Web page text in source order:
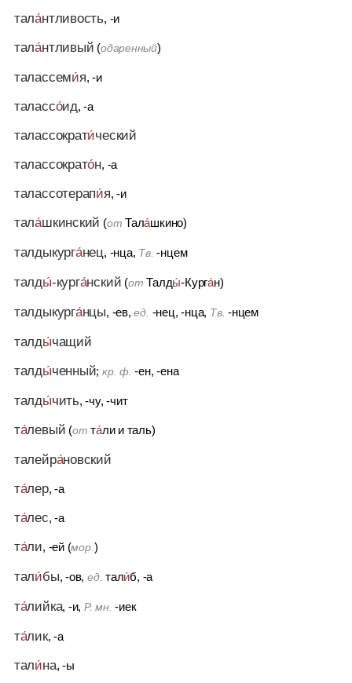
тала́нтливость, -и
тала́нтливый (одаренный)
талассеми́я, -и
талассо́ид, -а
талассократи́ческий
талассократо́н, -а
талассотерапи́я, -и
тала́шкинский (от Тала́шкино)
талдыкурга́нец, -нца, Тв. -нцем
талды́-курга́нский (от Талды́-Курга́н)
талдыкурга́нцы, -ев,ед. -нец, -нца, Тв. -нцем
талды́чащий
талды́ченный;кр. ф. -ен, -ена
талды́чить, -чу, -чит
та́левый (от та́ли италь)
талейра́новский
та́лер, -а
та́лес, -а
та́ли, -ей (мор. )
тали́бы, -ов,ед. тали́б, -а
та́лийка, -и,Р. мн. -иек
та́лик, -а
тали́на, -ы